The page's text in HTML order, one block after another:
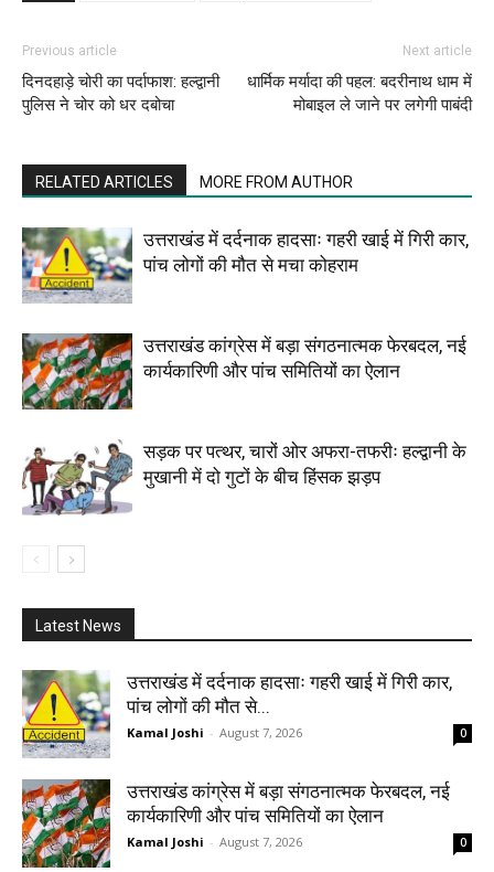
Previous article
दिनदहाड़े चोरी का पर्दाफाश: हल्द्वानी
पुलिस ने चोर को धर दबोचा
Next article
धार्मिक मर्यादा की पहल: बदरीनाथ धाम में
मोबाइल ले जाने पर लगेगी पाबंदी
RELATED ARTICLES MORE FROM AUTHOR
उत्तराखंड में दर्दनाक हादसाः गहरी खाई में गिरी कार,
पांच लोगों की मौत से मचा कोहराम
उत्तराखंड कांग्रेस में बड़ा संगठनात्मक फेरबदल, नई
कार्यकारिणी और पांच समितियों का ऐलान
सड़क पर पत्थर, चारों ओर अफरा-तफरीः हल्द्वानी के
मुखानी में दो गुटों के बीच हिंसक झड़प
Latest News
उत्तराखंड में दर्दनाक हादसाः गहरी खाई में गिरी कार,
पांच लोगों की मौत से...
Kamal Joshi - August 7, 2026 0
उत्तराखंड कांग्रेस में बड़ा संगठनात्मक फेरबदल, नई
कार्यकारिणी और पांच समितियों का ऐलान
Kamal Joshi - August 7, 2026 0